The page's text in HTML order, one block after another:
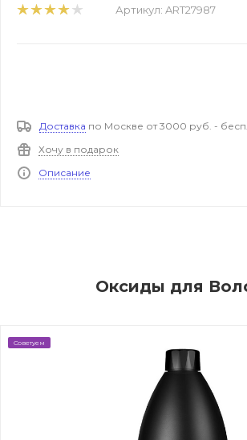
Артикул: ART27987
Доставка по Москве от 3000 руб. -
Хочу в подарок
Описание
Оксиды для
Советуем